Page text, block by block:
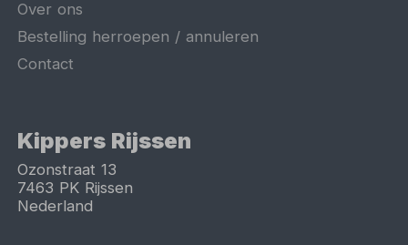
Over ons
Bestelling herroepen / annuleren
Contact
Kippers Rijssen
Ozonstraat 13
7463 PK Rijssen
Nederland